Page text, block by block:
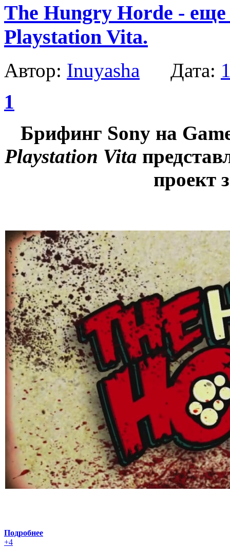
The Hungry Horde -
Playstation Vita.
Автор: Inuyasha Дата:
1
Брифинг Sony на
Playstation Vita
проект
Подробнее
+4